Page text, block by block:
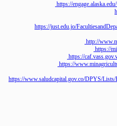
https://
https://just.edu.jo/
http://
https://
https://
https://www.saludcapital.gov.co/DPYS/